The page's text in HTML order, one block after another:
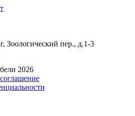
Зоологический пер., д.1-3
2026